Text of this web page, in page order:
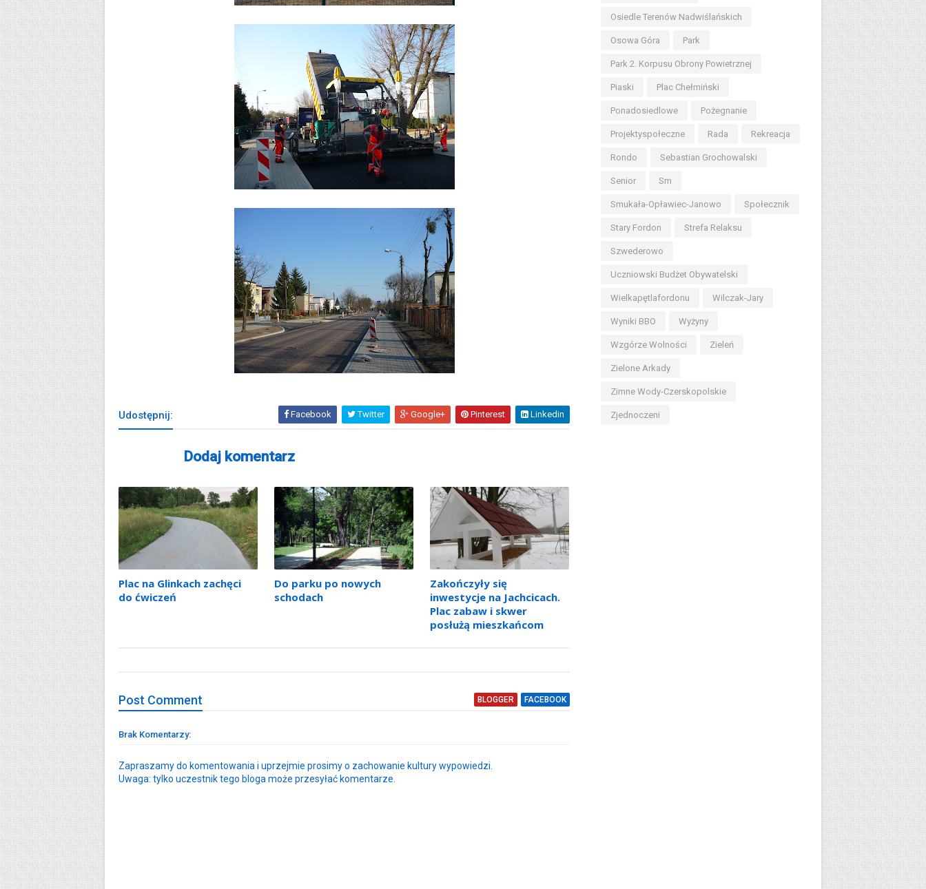
Udostępnij: Facebook Twitter Google+ Pinterest Linkedin
Dodaj komentarz
Plac na Glinkach zachęci
do ćwiczeń
Do parku po nowych
schodach
Zakończyły się
inwestycje na Jachcicach.
Plac zabaw i skwer
posłużą mieszkańcom
Post Comment BLOGGER FACEBOOK
Brak Komentarzy:
Zapraszamy do komentowania i uprzejmie prosimy o zachowanie kultury wypowiedzi.
Uwaga: tylko uczestnik tego bloga może przesyłać komentarze.
Osiedle Terenów Nadwiślańskich
Osowa Góra Park
Park 2. Korpusu Obrony Powietrznej
Piaski Plac Chełmiński
Ponadosiedlowe Pożegnanie
Projektyspołeczne Rada Rekreacja
Rondo Sebastian Grochowalski
Senior Sm
Smukała-Opławiec-Janowo Społecznik
Stary Fordon Strefa Relaksu
Szwederowo
Uczniowski Budżet Obywatelski
Wielkapętlafordonu Wilczak-Jary
Wyniki BBO Wyżyny
Wzgórze Wolności Zieleń
Zielone Arkady
Zimne Wody-Czerskopolskie
Zjednoczeni